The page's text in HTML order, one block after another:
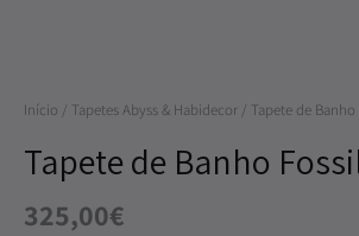
Início / Tapetes Abyss & Habidecor / Tapete de Banho
Tapete de Banho
325,00€